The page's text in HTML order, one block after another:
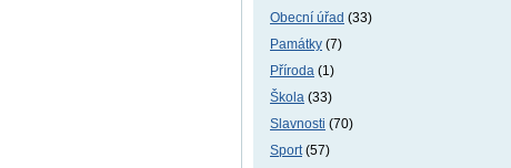
Obecní úřad (33)
Památky (7)
Příroda (1)
Škola (33)
Slavnosti (70)
Sport(57)